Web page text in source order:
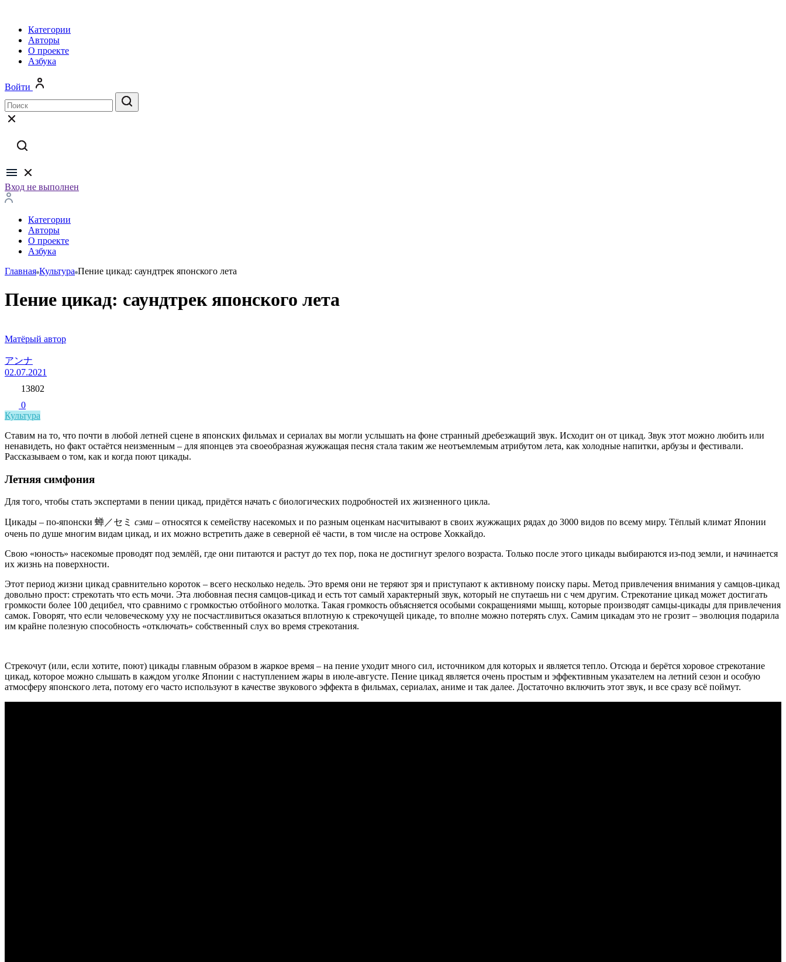
Категории
Авторы
О проекте
Азбука
Войти
Вход не выполнен
Категории
Авторы
О проекте
Азбука
Главная Культура Пение цикад: саундтрек японского лета
Пение цикад: саундтрек японского лета
Матёрый автор
アンナ
02.07.2021
13802
0
Культура
Ставим на то, что почти в любой летней сцене в японских фильмах и сериалах вы могли услышать на фоне странный дребезжащий звук. Исходит он от цикад. Звук этот можно любить или
ненавидеть, но факт остаётся неизменным – для японцев эта своеобразная жужжащая песня стала таким же неотъемлемым атрибутом лета, как холодные напитки, арбузы и фестивали.
Рассказываем о том, как и когда поют цикады.
Летняя симфония
Для того, чтобы стать экспертами в пении цикад, придётся начать с биологических подробностей их жизненного цикла.
Цикады – по-японски 蝉／セミ сэми – относятся к семейству насекомых и по разным оценкам насчитывают в своих жужжащих рядах до 3000 видов по всему миру. Тёплый климат Японии
очень по душе многим видам цикад, и их можно встретить даже в северной её части, в том числе на острове Хоккайдо.
Свою «юность» насекомые проводят под землёй, где они питаются и растут до тех пор, пока не достигнут зрелого возраста. Только после этого цикады выбираются из-под земли, и начинается
их жизнь на поверхности.
Этот период жизни цикад сравнительно короток – всего несколько недель. Это время они не теряют зря и приступают к активному поиску пары. Метод привлечения внимания у самцов-цикад
довольно прост: стрекотать что есть мочи. Эта любовная песня самцов-цикад и есть тот самый характерный звук, который не спутаешь ни с чем другим. Стрекотание цикад может достигать
громкости более 100 децибел, что сравнимо с громкостью отбойного молотка. Такая громкость объясняется особыми сокращениями мышц, которые производят самцы-цикады для привлечения
самок. Говорят, что если человеческому уху не посчастливиться оказаться вплотную к стрекочущей цикаде, то вполне можно потерять слух. Самим цикадам это не грозит – эволюция подарила
им крайне полезную способность «отключать» собственный слух во время стрекотания.
Стрекочут (или, если хотите, поют) цикады главным образом в жаркое время – на пение уходит много сил, источником для которых и является тепло. Отсюда и берётся хоровое стрекотание
цикад, которое можно слышать в каждом уголке Японии с наступлением жары в июле-августе. Пение цикад является очень простым и эффективным указателем на летний сезон и особую
атмосферу японского лета, потому его часто используют в качестве звукового эффекта в фильмах, сериалах, аниме и так далее. Достаточно включить этот звук, и все сразу всё поймут.